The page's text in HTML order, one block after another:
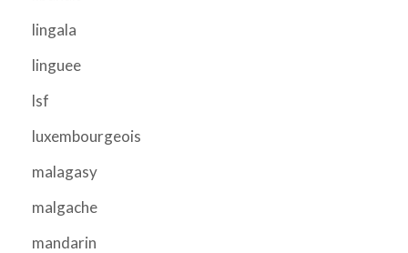
lingala
linguee
lsf
luxembourgeois
malagasy
malgache
mandarin